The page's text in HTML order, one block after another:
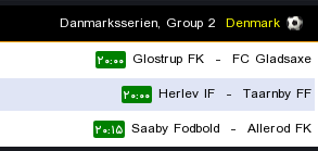
Denmark
FC Gladsaxe
-
Glostrup FK ۲۰:۰۰
Taarnby FF
-
Herlev IF ۲۰:۰۰
Allerod FK
-
Saaby Fodbold ۲۰:۱۵